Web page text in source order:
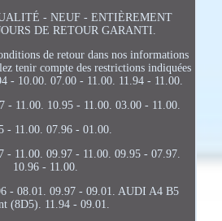
- NEUF - ENTIÈREMENT
DE RETOUR GARANTI.
de retour dans nos informations
tenir compte des restrictions indiquées
- 10.00. 07.00 - 11.00. 11.94 - 11.00.
- 11.00. 10.95 - 11.00. 03.00 - 11.00.
- 11.00. 07.96 - 01.00.
- 11.00. 09.97 - 11.00. 09.95 - 07.97.
10.96 - 11.00.
- 08.01. 09.97 - 09.01. AUDI A4 B5
(8D5). 11.94 - 09.01.